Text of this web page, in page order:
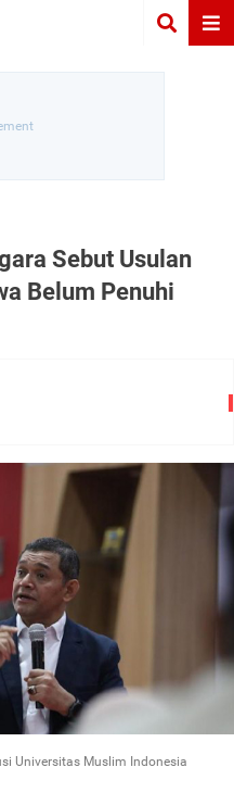
Sebut Usulan
Belum Penuhi
Universitas Muslim Indonesia